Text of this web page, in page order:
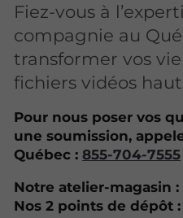
Fiez-vous à
compagnie au
transformer vos
fichiers vidéos
Pour nous poser vos
une soumission,
Québec : 855-704-7555
Notre atelier-magasin :
Nos 2 points de dépôt :